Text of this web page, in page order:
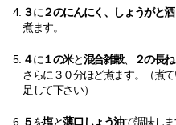
３に２のにんにく、しょうがと酒
煮ます。
４に１の米と混合雑穀、 ２の長
さらに３０分ほど煮ます。（煮
足して下さい）
５を塩と薄口しょう油で調味し